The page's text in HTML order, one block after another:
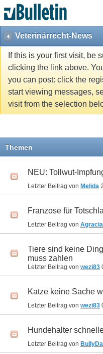
Veterinärrecht-News
If this is your first visit, be
clicking the link above.
you can post: click the
start viewing messages,
visit from the selection
Themen
NEU: Tollwut-
Letzter Beitrag von Melida
Franzose für
Letzter Beitrag von
Tiere sind keine
muss zahlen
Letzter Beitrag von wezi83
Katze keine Sache
Letzter Beitrag von wezi83
Hundehalter
Letzter Beitrag von